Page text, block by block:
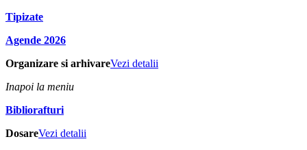
Tipizate
Agende 2026
Organizare si arhivareVezi detalii
Inapoi la meniu
Bibliorafturi
DosareVezi detalii